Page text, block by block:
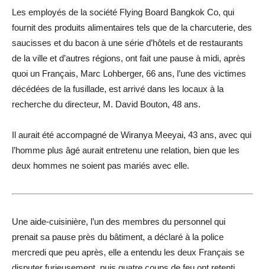
Les employés de la société Flying Board Bangkok Co, qui
fournit des produits alimentaires tels que de la charcuterie, des
saucisses et du bacon à une série d’hôtels et de restaurants
de la ville et d’autres régions, ont fait une pause à midi, après
quoi un Français, Marc Lohberger, 66 ans, l’une des victimes
décédées de la fusillade, est arrivé dans les locaux à la
recherche du directeur, M. David Bouton, 48 ans.
Il aurait été accompagné de Wiranya Meeyai, 43 ans, avec qui
l’homme plus âgé aurait entretenu une relation, bien que les
deux hommes ne soient pas mariés avec elle.
Une aide-cuisinière, l’un des membres du personnel qui
prenait sa pause près du bâtiment, a déclaré à la police
mercredi que peu après, elle a entendu les deux Français se